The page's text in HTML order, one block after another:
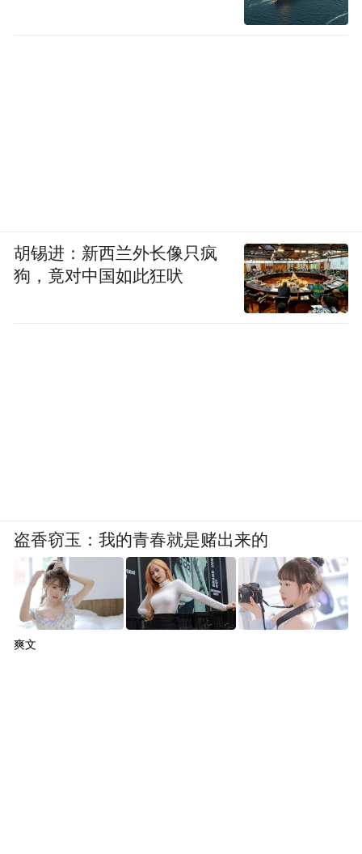
胡锡进：新西兰外长像只疯
狗，竟对中国如此狂吠
盗香窃玉：我的青春就是赌出来的
爽文